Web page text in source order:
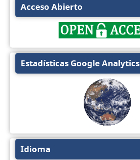
Acceso Abierto
Estadísticas Google Analytics
Idioma